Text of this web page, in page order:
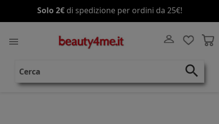
Solo 2€di spedizione per ordini da 25€!
Spedizione gratisa partire da 70€!

search